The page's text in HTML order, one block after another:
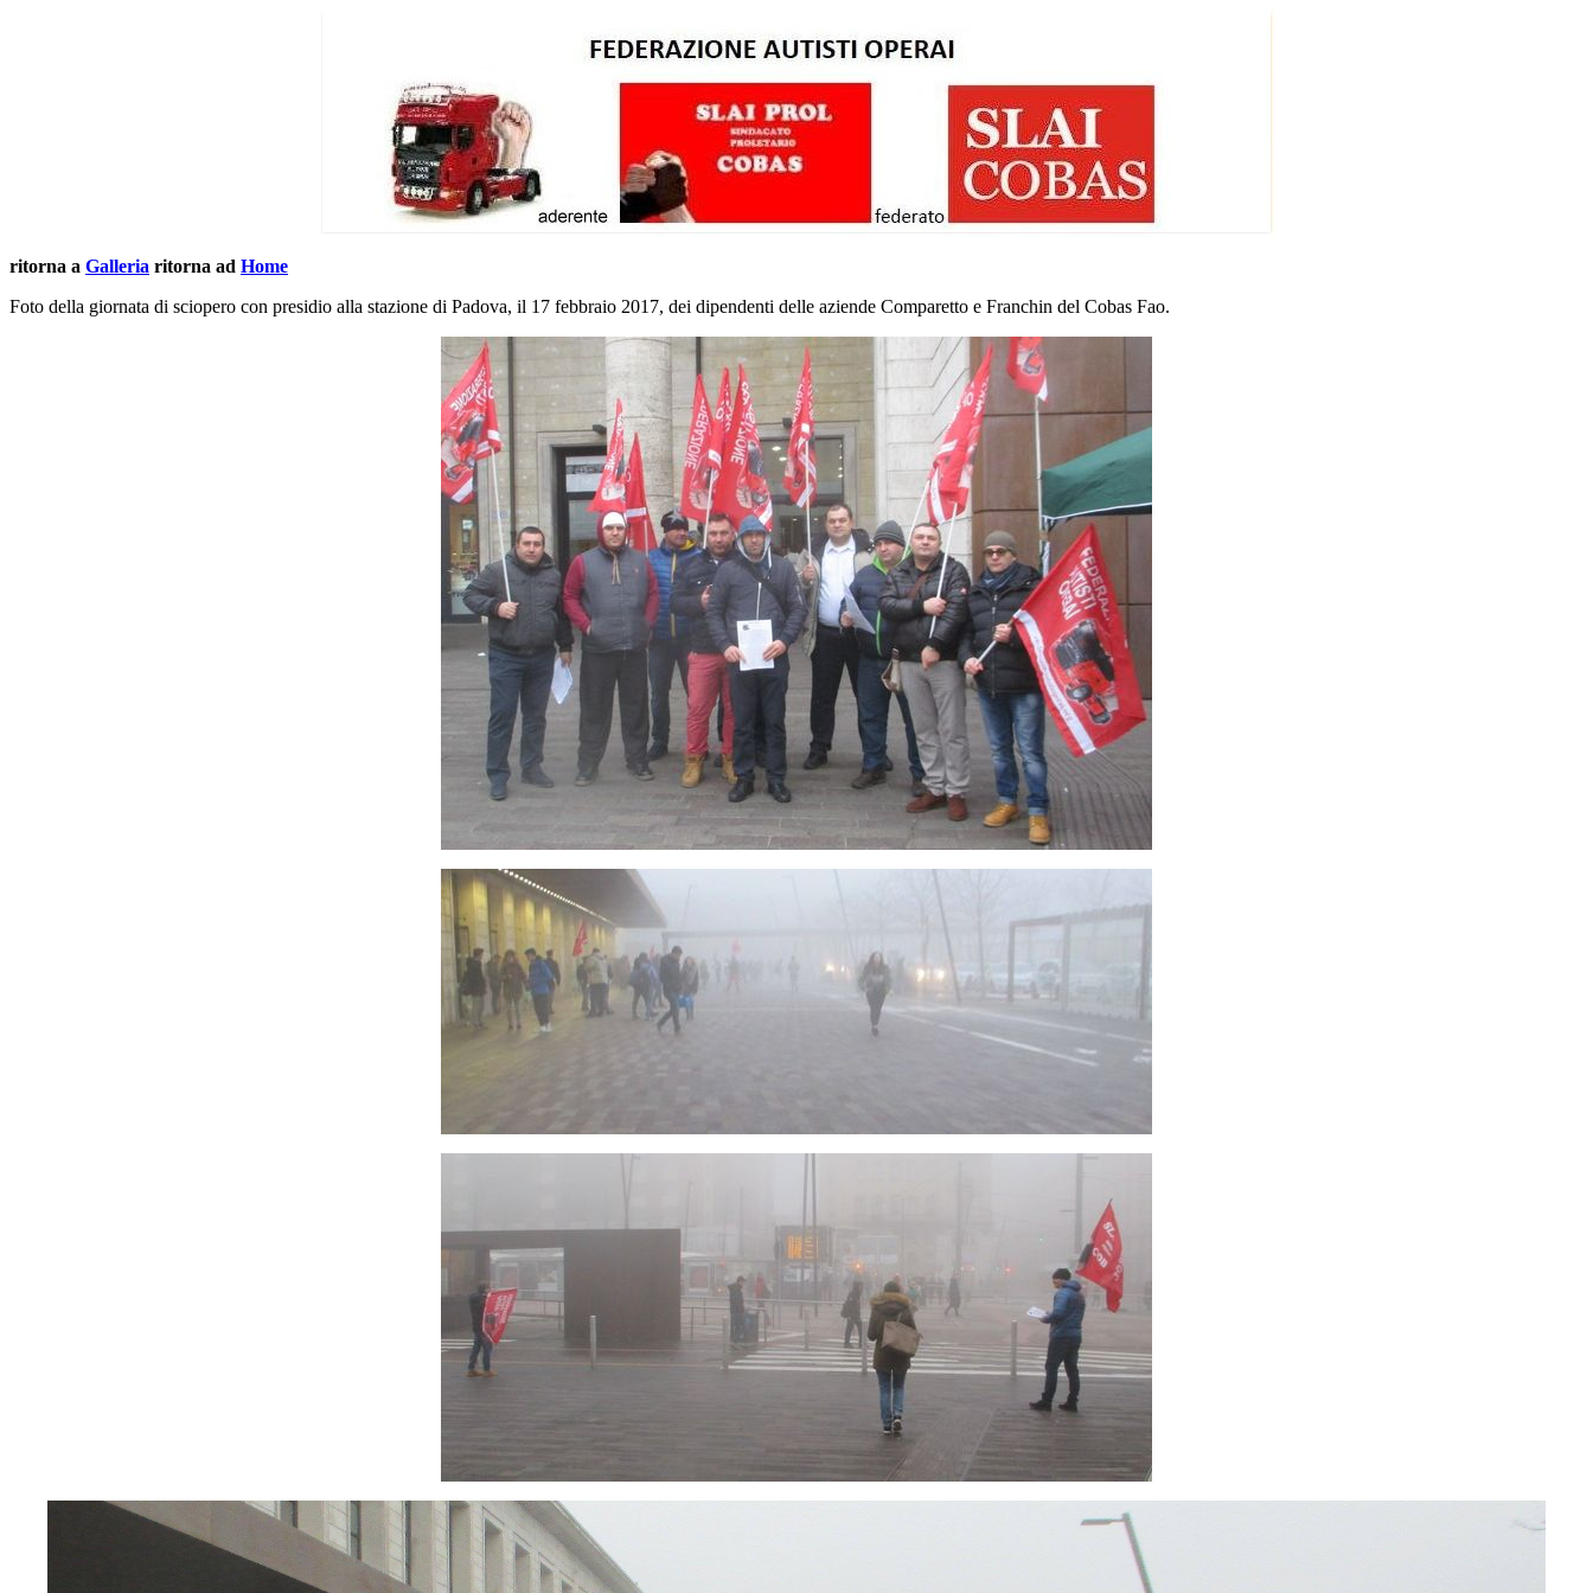
ritorna a Galleria ritorna ad Home
Foto della giornata di sciopero con presidio alla stazione di Padova, il 17 febbraio 2017, dei dipendenti delle aziende Comparetto e Franchin del Cobas Fao.